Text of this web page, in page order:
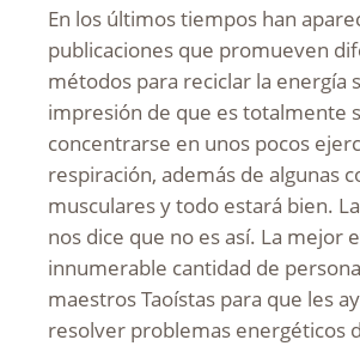
En los últimos tiempos han
publicaciones que promueven
métodos para reciclar la energía
impresión de que es totalmente
concentrarse en unos pocos
respiración, además de algunas
musculares y todo estará bien.
nos dice que no es así. La mejor
innumerable cantidad de
maestros Taoístas para que les
resolver problemas energéticos